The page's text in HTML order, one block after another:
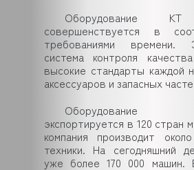
Оборудование KT
совершенствуется в
требованиями времени.
система контроля
высокие стандарты каждой
аксессуаров и запасных
Оборудование
экспортируется в 120 стран
компания производит
техники. На сегодняшний
уже более 170 000 машин.